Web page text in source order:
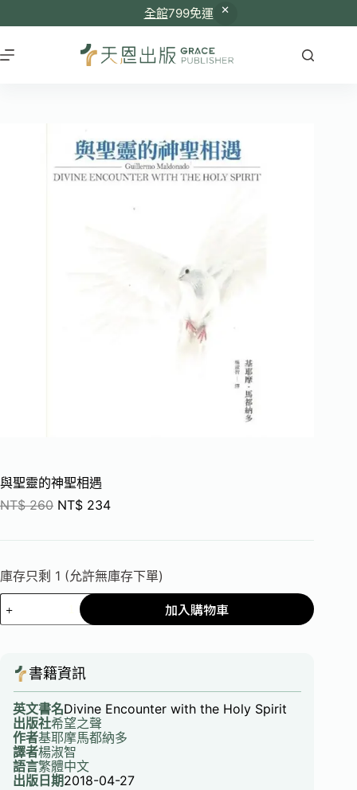
全館799免運
與聖靈的神聖相遇
NT$260 NT$ 234
庫存只剩 1 (允許無庫存下單)
加入購物車
書籍資訊
英文書名Divine Encounter with the Holy Spirit
出版社希望之聲
作者基耶摩馬都納多
譯者楊淑智
語言繁體中文
出版日期2018-04-27